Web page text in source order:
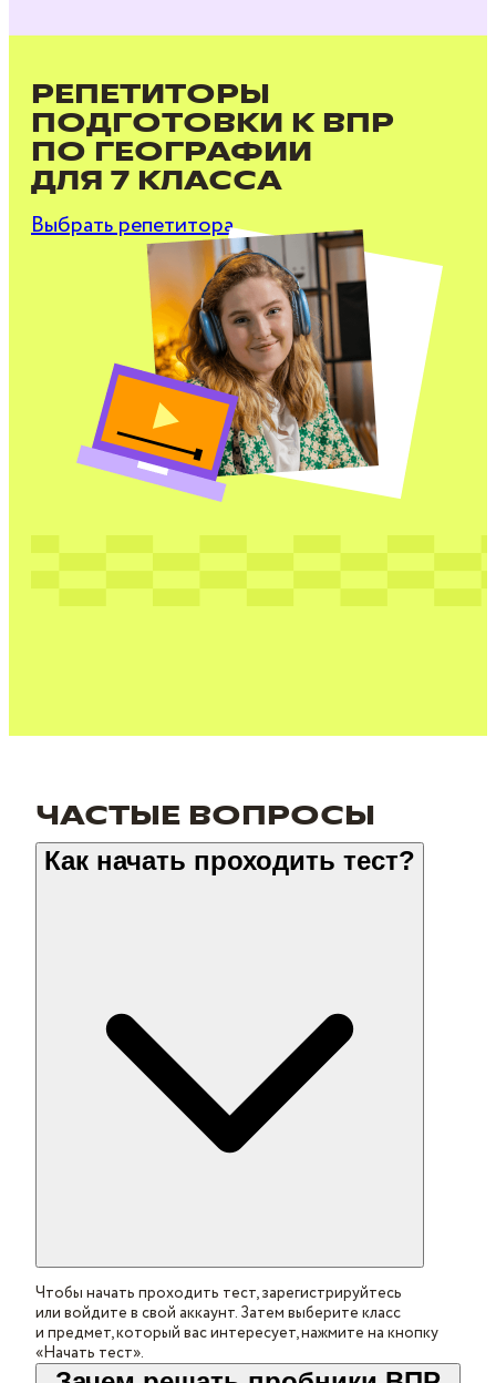
РЕПЕТИТОРЫ
ПОДГОТОВКИ К ВПР
ПО ГЕОГРАФИИ
ДЛЯ 7 КЛАССА
Выбрать репетитора
ЧАСТЫЕ ВОПРОСЫ
Как начать проходить тест?
Чтобы начать проходить тест, зарегистрируйтесь
или войдите в свой аккаунт. Затем выберите класс
и предмет, который вас интересует, нажмите на кнопку
«Начать тест».